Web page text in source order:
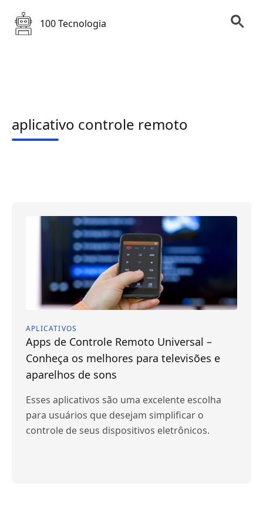
100 Tecnologia
aplicativo controle remoto
APLICATIVOS
Apps de Controle Remoto Universal –
Conheça os melhores para televisões e
aparelhos de sons
Esses aplicativos são uma excelente escolha
para usuários que desejam simplificar o
controle de seus dispositivos eletrônicos.